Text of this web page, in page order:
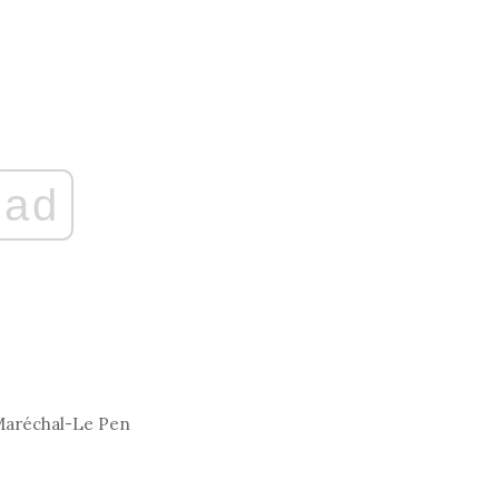
ad
Le Pen